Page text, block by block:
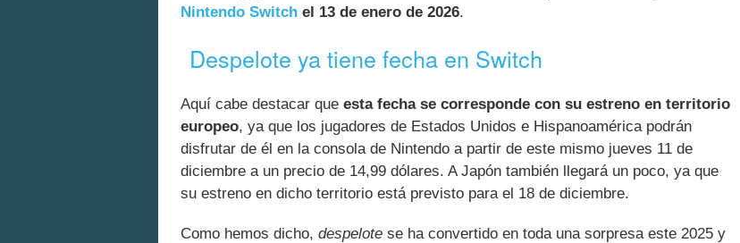
Nintendo Switch el 13 de enero de 2026.
Despelote ya tiene fecha en Switch
Aquí cabe destacar que esta fecha se corresponde con su estreno en territorio
europeo, ya que los jugadores de Estados Unidos e Hispanoamérica podrán
disfrutar de él en la consola de Nintendo a partir de este mismo jueves 11 de
diciembre a un precio de 14,99 dólares. A Japón también llegará un poco, ya que
su estreno en dicho territorio está previsto para el 18 de diciembre.
Como hemos dicho, despelote se ha convertido en toda una sorpresa este 2025 y